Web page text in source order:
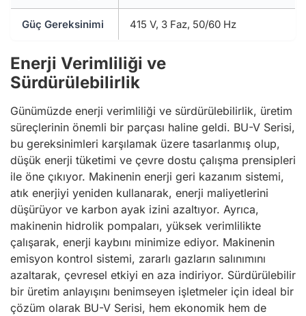
Güç Gereksinimi 415 V, 3 Faz, 50/60 Hz
Enerji Verimliliği ve
Sürdürülebilirlik
Günümüzde enerji verimliliği ve sürdürülebilirlik, üretim
süreçlerinin önemli bir parçası haline geldi. BU-V Serisi,
bu gereksinimleri karşılamak üzere tasarlanmış olup,
düşük enerji tüketimi ve çevre dostu çalışma prensipleri
ile öne çıkıyor. Makinenin enerji geri kazanım sistemi,
atık enerjiyi yeniden kullanarak, enerji maliyetlerini
düşürüyor ve karbon ayak izini azaltıyor. Ayrıca,
makinenin hidrolik pompaları, yüksek verimlilikte
çalışarak, enerji kaybını minimize ediyor. Makinenin
emisyon kontrol sistemi, zararlı gazların salınımını
azaltarak, çevresel etkiyi en aza indiriyor. Sürdürülebilir
bir üretim anlayışını benimseyen işletmeler için ideal bir
çözüm olarak BU-V Serisi, hem ekonomik hem de